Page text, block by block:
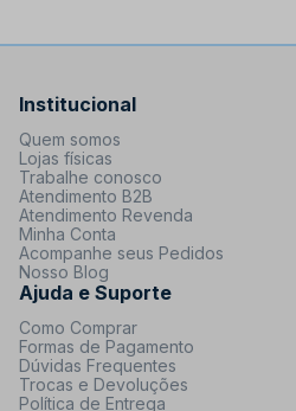
Institucional
Quem somos
Lojas físicas
Trabalhe conosco
Atendimento B2B
Atendimento Revenda
Minha Conta
Acompanhe seus Pedidos
Nosso Blog
Ajuda e Suporte
Como Comprar
Formas de Pagamento
Dúvidas Frequentes
Trocas e Devoluções
Política de Entrega